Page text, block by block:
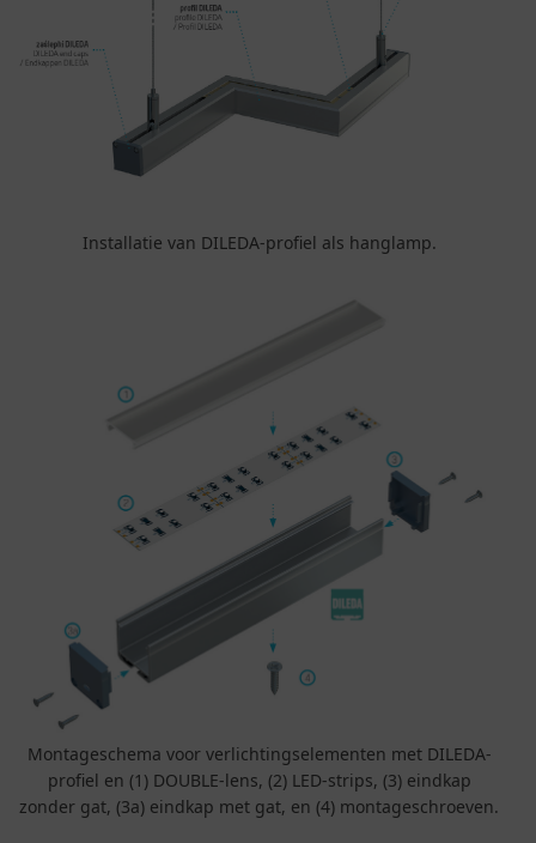
Installatie van DILEDA-profiel als hanglamp.
Montageschema voor verlichtingselementen met DILEDA-
profiel en (1) DOUBLE-lens, (2) LED-strips, (3) eindkap
zonder gat, (3a) eindkap met gat, en (4) montageschroeven.